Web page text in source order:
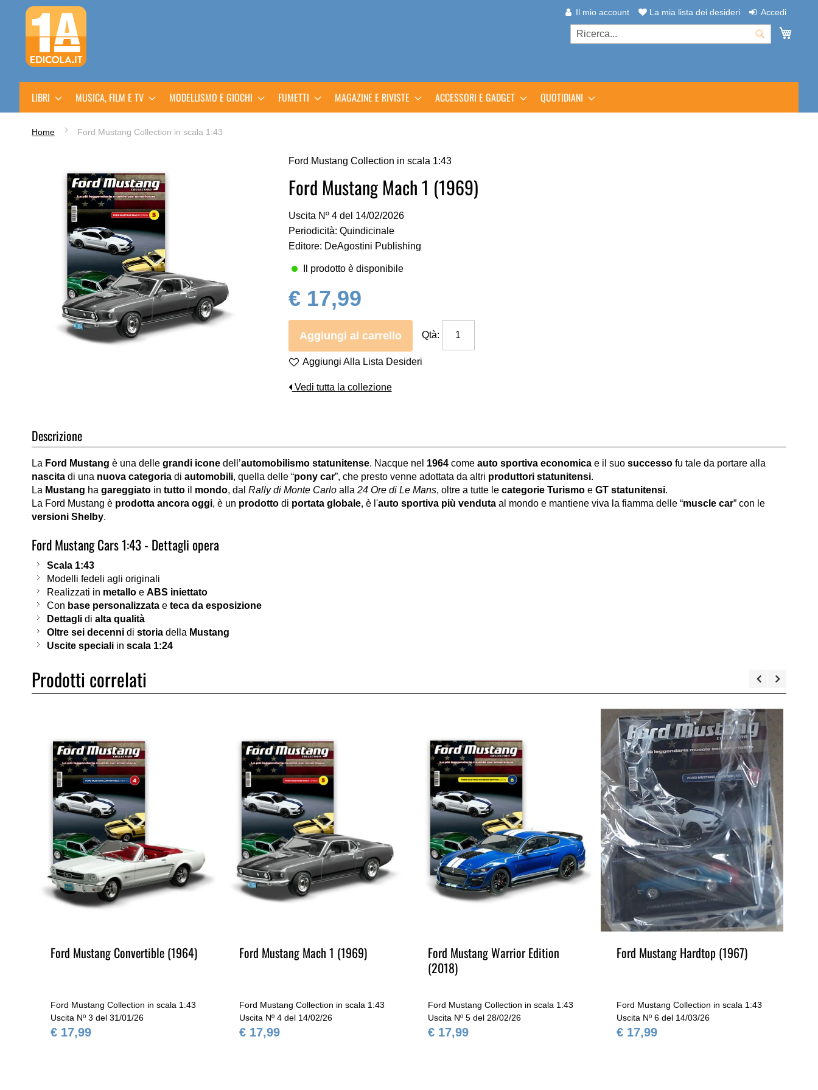
Salta
al
contenuto
Il mio account La mia lista dei desideri Accedi
Cerca
LIBRI MUSICA, FILM E TV MODELLISMO E GIOCHI FUMETTI MAGAZINE E RIVISTE ACCESSORI E GADGET QUOTIDIANI
Home Ford Mustang Collection in scala 1:43
immagini
di
immagini
Ford Mustang Collection in scala 1:43
Ford Mustang Mach 1 (1969)
Uscita Nº 4 del 14/02/2026
Periodicità: Quindicinale
Editore: DeAgostini Publishing
Il prodotto è disponibile
€ 17,99
Aggiungi al carrello Qtà:
Aggiungi Alla Lista Desideri
Vedi tutta la collezione
Descrizione
La Ford Mustang è una delle grandi icone dell’automobilismo statunitense. Nacque nel 1964 come auto sportiva economica e il suo successo fu tale da portare alla
nascita di una nuova categoria di automobili, quella delle “pony car”, che presto venne adottata da altri produttori statunitensi.
La Mustang ha gareggiato in tutto il mondo, dal Rally di Monte Carlo alla 24 Ore di Le Mans, oltre a tutte le categorie Turismo e GT statunitensi.
La Ford Mustang è prodotta ancora oggi, è un prodotto di portata globale, è l'auto sportiva più venduta al mondo e mantiene viva la fiamma delle “muscle car” con le
versioni Shelby.
Ford Mustang Cars 1:43 - Dettagli opera
Scala 1:43
Modelli fedeli agli originali
Realizzati in metallo e ABS iniettato
Con base personalizzata e teca da esposizione
Dettagli di alta qualità
Oltre sei decenni di storia della Mustang
Uscite speciali in scala 1:24
Prodotti correlati
Ford Mustang Convertible (1964)
Ford Mustang Collection in scala 1:43
Uscita Nº 3 del 31/01/26
€ 17,99
Ford Mustang Mach 1 (1969)
Ford Mustang Collection in scala 1:43
Uscita Nº 4 del 14/02/26
€ 17,99
Ford Mustang Warrior Edition
(2018)
Ford Mustang Collection in scala 1:43
Uscita Nº 5 del 28/02/26
€ 17,99
Ford Mustang Hardtop (1967)
Ford Mustang Collection in scala 1:43
Uscita Nº 6 del 14/03/26
€ 17,99